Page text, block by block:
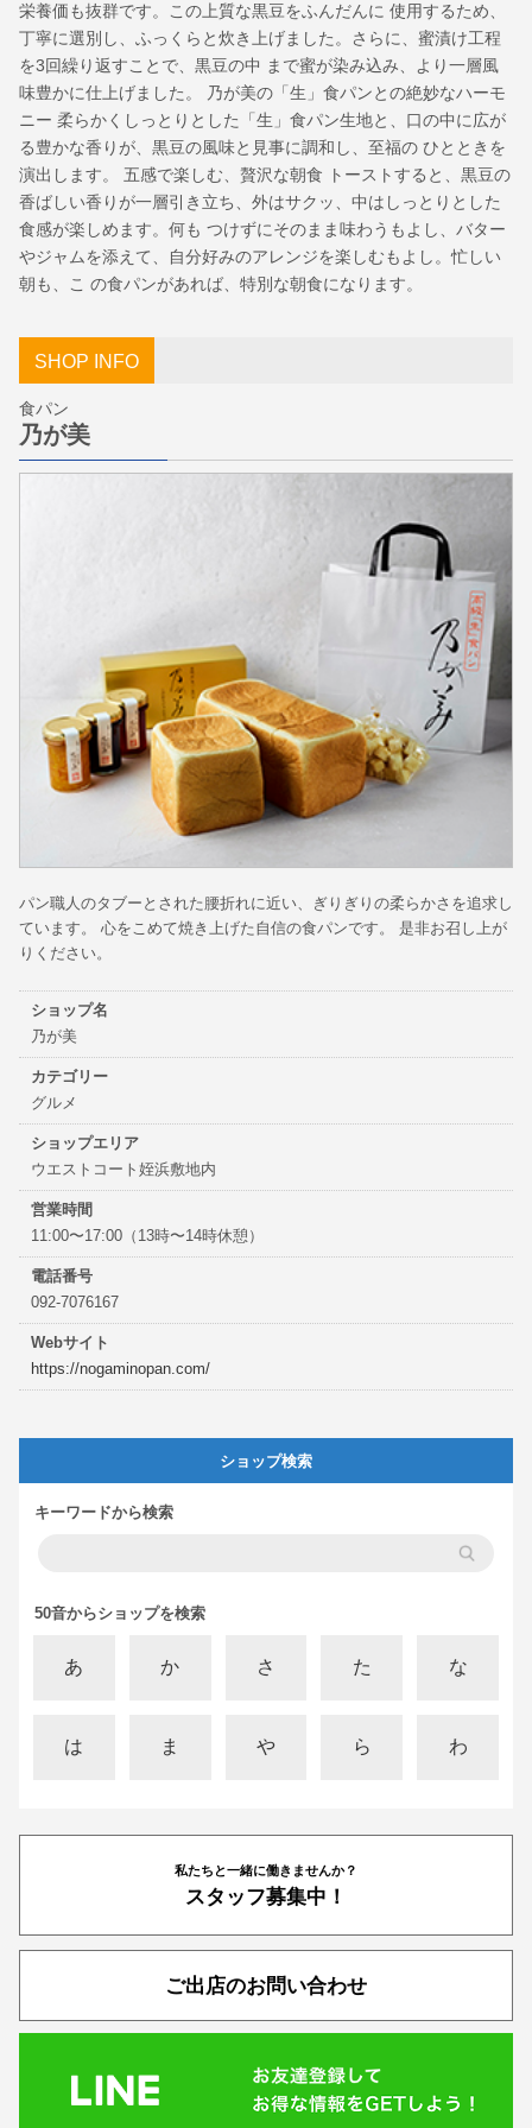
栄養価も抜群です。この上質な黒豆をふんだんに 使用するため、
丁寧に選別し、ふっくらと炊き上げました。さらに、蜜漬け工程
を3回繰り返すことで、黒豆の中 まで蜜が染み込み、より一層風
味豊かに仕上げました。 乃が美の「生」食パンとの絶妙なハーモ
ニー 柔らかくしっとりとした「生」食パン生地と、口の中に広が
る豊かな香りが、黒豆の風味と見事に調和し、至福の ひとときを
演出します。 五感で楽しむ、贅沢な朝食 トーストすると、黒豆の
香ばしい香りが一層引き立ち、外はサクッ、中はしっとりとした
食感が楽しめます。何も つけずにそのまま味わうもよし、バター
やジャムを添えて、自分好みのアレンジを楽しむもよし。忙しい
朝も、こ の食パンがあれば、特別な朝食になります。
SHOP INFO
食パン
乃が美
パン職人のタブーとされた腰折れに近い、ぎりぎりの柔らかさを追求し
ています。 心をこめて焼き上げた自信の食パンです。 是非お召し上が
りください。
ショップ名
乃が美
カテゴリー
グルメ
ショップエリア
ウエストコート姪浜敷地内
営業時間
11:00〜17:00（13時〜14時休憩）
電話番号
092-7076167
Webサイト
https://nogaminopan.com/
ショップ検索
キーワードから検索
50音からショップを検索
あ か さ た な
は ま や ら わ
私たちと一緒に働きませんか？
スタッフ募集中！
ご出店のお問い合わせ